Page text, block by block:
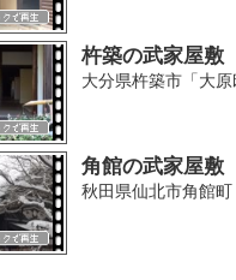
杵築の武家屋敷
大分県杵築市「大原
角館の武家屋敷
秋田県仙北市角館